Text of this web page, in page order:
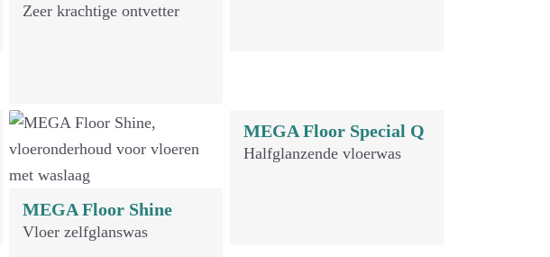
Zeer krachtige ontvetter
MEGA Floor Shine
Vloer zelfglanswas
MEGA Floor Special Q
Halfglanzende vloerwas